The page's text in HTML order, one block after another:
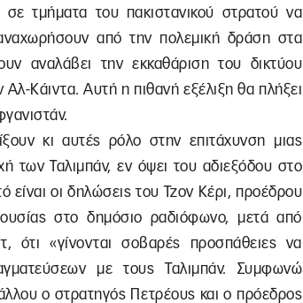
τμήματα του πακιστανικού στρατού να
από την πολεμική δράση στα
αναλάβει την εκκαθάριση του δικτύου
Κάιντα. Αυτή η πιθανή εξέλιξη θα πλήξει
κι αυτές ρόλο στην επιτάχυνση μιας
των Ταλιμπάν, εν όψει του αδιεξόδου στο
είναι οι δηλώσεις του Τζον Κέρι, προέδρου
στο δημόσιο ραδιόφωνο, μετά από
ότι «γίνονται σοβαρές προσπάθειες να
με τους Ταλιμπάν. Συμφωνώ
ο στρατηγός Πετρέους και ο πρόεδρος